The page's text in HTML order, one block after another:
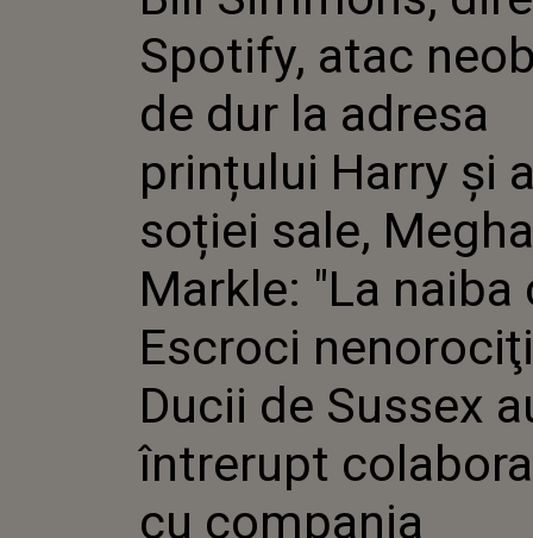
DUR LA
SOȚIEI
EI.
Spotify, atac
de dur la adresa
prințului Harry și a
soției sale,
Markle: "La naiba
Escroci
Ducii de Sussex
întrerupt
cu compania